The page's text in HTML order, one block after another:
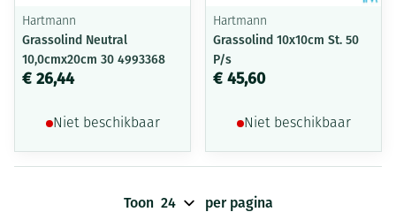
Hartmann
Grassolind Neutral
10,0cmx20cm 30 4993368
€ 26,44
Niet beschikbaar
Hartmann
Grassolind 10x10cm St. 50
P/s
€ 45,60
Niet beschikbaar
Toon per pagina